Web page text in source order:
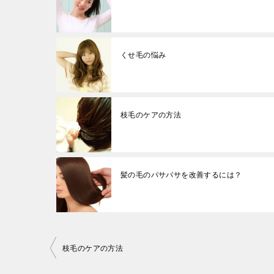
くせ毛の悩み
枝毛のケアの方法
髪の毛のパサパサを改善するには？
投枝毛のケアの方法